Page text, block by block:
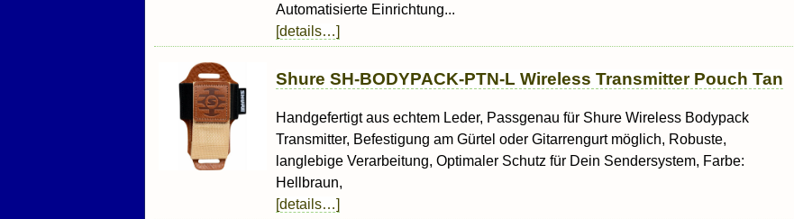
Automatisierte Einrichtung...
[details…]
Shure SH-BODYPACK-PTN-L Wireless Transmitter Pouch Tan
Handgefertigt aus echtem Leder, Passgenau für Shure Wireless Bodypack
Transmitter, Befestigung am Gürtel oder Gitarrengurt möglich, Robuste,
langlebige Verarbeitung, Optimaler Schutz für Dein Sendersystem, Farbe:
Hellbraun,
[details…]